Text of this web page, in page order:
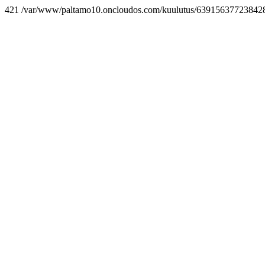
421 /var/www/paltamo10.oncloudos.com/kuulutus/